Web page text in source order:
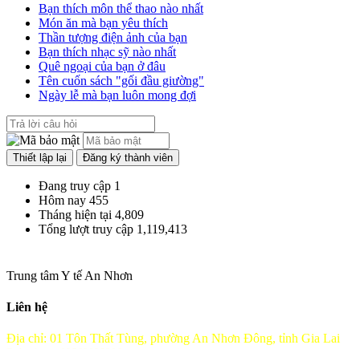
Bạn thích môn thể thao nào nhất
Món ăn mà bạn yêu thích
Thần tượng điện ảnh của bạn
Bạn thích nhạc sỹ nào nhất
Quê ngoại của bạn ở đâu
Tên cuốn sách "gối đầu giường"
Ngày lễ mà bạn luôn mong đợi
Đang truy cập 1
Hôm nay 455
Tháng hiện tại 4,809
Tổng lượt truy cập 1,119,413
Trung tâm Y tế An Nhơn
Liên hệ
Địa chỉ: 01 Tôn Thất Tùng, phường An Nhơn Đông, tỉnh Gia Lai